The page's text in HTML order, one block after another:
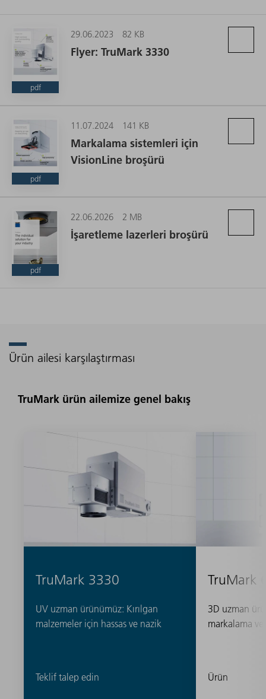
pdf
29.06.2023 82 KB
Flyer: TruMark 3330
pdf
11.07.2024 141 KB
Markalama sistemleri için
VisionLine broşürü
pdf
22.06.2026 2 MB
İşaretleme lazerleri broşürü
Ürün ailesi karşılaştırması
TruMark ürün ailemize genel bakış
TruMark 3330
UV uzman ürünümüz: Kırılgan
malzemeler için hassas ve nazik
Teklif talep edin
TruMark
3D uzman
markalama
Ürün